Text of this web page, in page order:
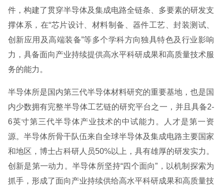
件，构建了贯穿半导体及集成电路全链条、多要素的研发支
撑体系，在“芯片设计、材料制备、器件工艺、封装测试、
创新应用及高端装备”等多个学科方向独具特色及行业影响
力，具备面向产业持续提供高水平科研成果和高质量技术服
务的能力。
半导体所是国内第三代半导体材料研究的重要基地，也是国
内少数拥有完整半导体工艺链的研究平台之一，并且具备2-
6英寸第三代半导体产业技术的中试能力。人才是第一资
源。半导体所骨干队伍来自全球半导体及集成电路主要国家
和地区，博士占科研人员50%以上，具有雄厚的研发实力。
创新是第一动力。半导体所坚持“四个面向”，以机制探索为
抓手，形成了面向产业持续供给高水平科研成果和高质量技